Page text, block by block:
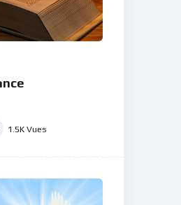
1.5K Vues